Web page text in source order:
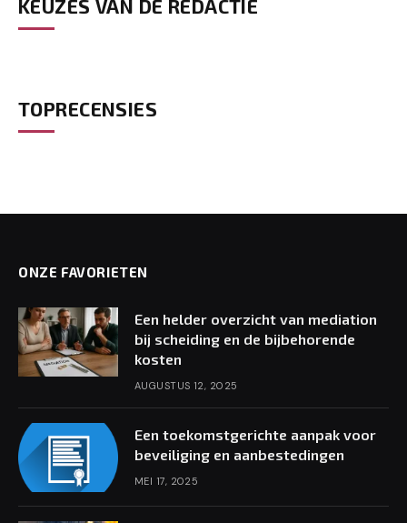
KEUZES VAN DE REDACTIE
TOPRECENSIES
ONZE FAVORIETEN
Een helder overzicht van mediation
bij scheiding en de bijbehorende
kosten
AUGUSTUS 12, 2025
Een toekomstgerichte aanpak voor
beveiliging en aanbestedingen
MEI 17, 2025